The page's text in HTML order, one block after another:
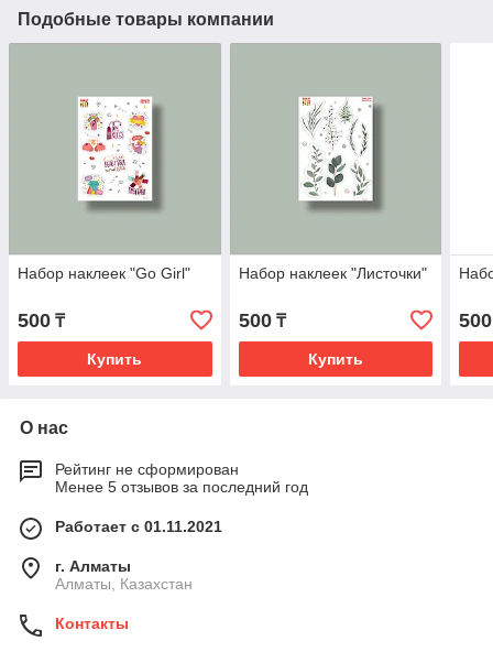
Подобные товары компании
Набор наклеек "Go Girl"
500 ₸
Купить
Набор наклеек "Листочки"
500₸
Купить
500
О нас
Рейтинг не сформирован
Менее 5 отзывов за последний год
Работает с 01.11.2021
г. Алматы
Алматы, Казахстан
Контакты